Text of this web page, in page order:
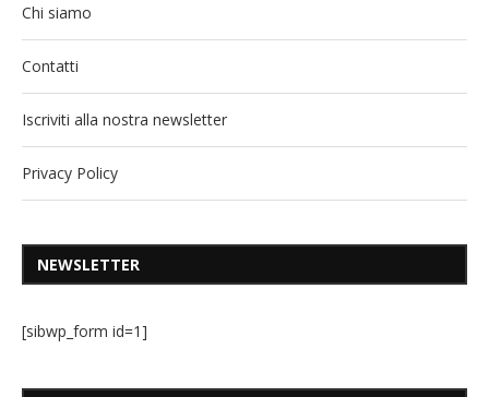
Chi siamo
Contatti
Iscriviti alla nostra newsletter
Privacy Policy
NEWSLETTER
[sibwp_form id=1]